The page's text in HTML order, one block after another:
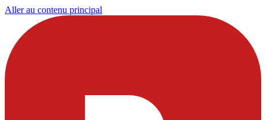
Aller au contenu principal